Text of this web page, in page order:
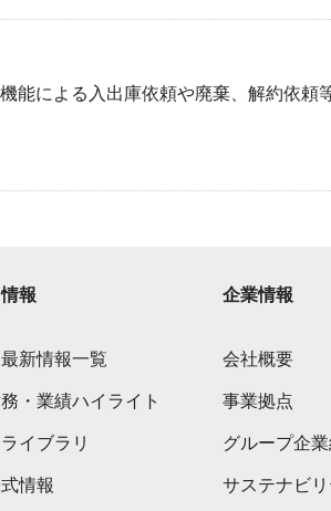
能による入出庫依頼や廃棄、解約依頼
情報
最新情報一覧
・業績ハイライト
ライブラリ
情報
企業情報
会社概要
事業拠点
グループ企
サステナビリ